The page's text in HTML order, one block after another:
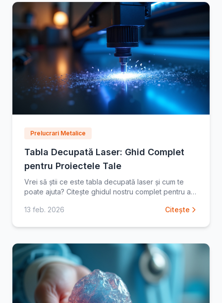
Prelucrari Metalice
Tabla Decupată Laser: Ghid Complet
pentru Proiectele Tale
Vrei să știi ce este tabla decupată laser și cum te
poate ajuta? Citește ghidul nostru complet pentru a
13 feb. 2026
Citește